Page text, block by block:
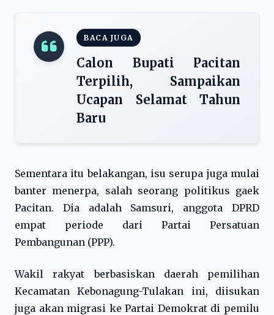
BACA JUGA
Calon Bupati Pacitan
Terpilih, Sampaikan
Ucapan Selamat Tahun
Baru
Sementara itu belakangan, isu serupa juga mulai
banter menerpa, salah seorang politikus gaek
Pacitan. Dia adalah Samsuri, anggota DPRD
empat periode dari Partai Persatuan
Pembangunan (PPP).
Wakil rakyat berbasiskan daerah pemilihan
Kecamatan Kebonagung-Tulakan ini, diisukan
juga akan migrasi ke Partai Demokrat di pemilu